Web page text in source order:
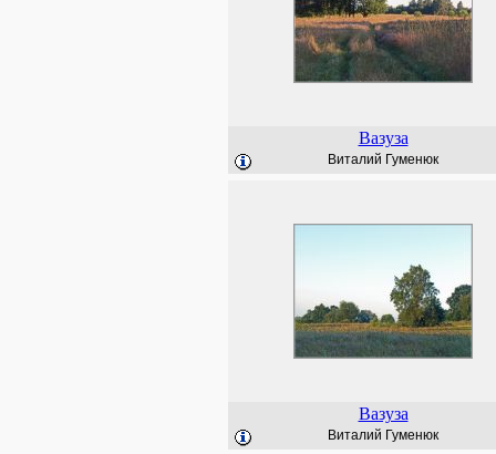
Вазуза
Виталий Гуменюк
Вазуза
Виталий Гуменюк